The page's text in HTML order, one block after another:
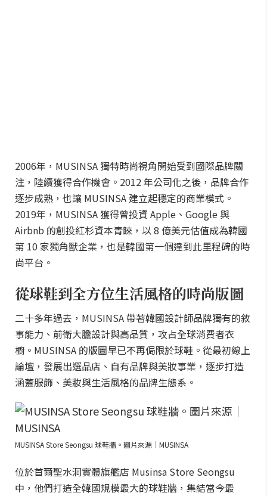
2006年，MUSINSA 獨特時尚視角開始受到國際品牌關
注，陸續獲得合作機會。2012 年公司化之後，品牌合作
逐步成熟，也讓 MUSINSA 建立起穩定的商業模式。
2019年，MUSINSA 獲得曾投資 Apple、Google 與
Airbnb 的創投紅杉資本青睞，以 8 億美元估值成為韓國
第 10 家獨角獸企業，也是韓國第一個達到此里程碑的時
尚平台。
從球鞋到全方位生活風格的時尚版圖
二十多年過去，MUSINSA 帶著韓國設計師品牌獨有的敘
事能力、前衛大膽設計與高品質，攻占全球消費者衣
櫥。MUSINSA 的版圖早已不再侷限於球鞋。從最初線上
論壇，發展出選品店、自有品牌與美妝事業，逐步打造
涵蓋服飾、美妝與生活風格的品牌生態系。
MUSINSA Store Seongsu 球鞋牆。圖片來源｜MUSINSA
位於首爾聖水洞實體旗艦店 Musinsa Store Seongsu
中，他們打造全韓國規模最大的球鞋牆，集結當今最